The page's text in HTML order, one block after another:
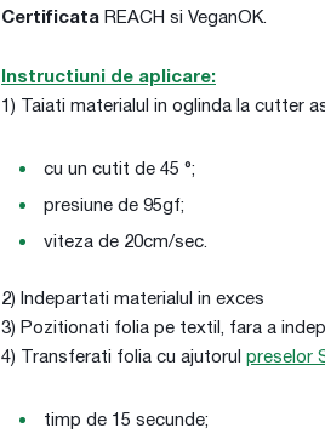
Certificata REACH si VeganOK.
Instructiuni de aplicare:
1) Taiati materialul in oglinda la cutter
cu un cutit de 45 °;
presiune de 95gf;
viteza de 20cm/sec.
2) Indepartati materialul in exces
3) Pozitionati folia pe textil, fara a
4) Transferati folia cu ajutorul preselor
timp de 15 secunde;